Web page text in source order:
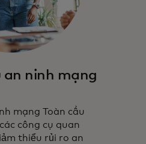
an ninh mạng
mạng Toàn cầu
công cụ quan
thiểu rủi ro an